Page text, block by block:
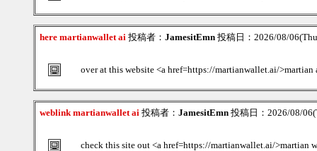
here martianwallet ai 投稿者： JamesitEmn 投稿日：2026/08/
over at this website <a href=https://martianwallet.ai/>martian
weblink martianwallet ai 投稿者： JamesitEmn 投稿日：2026/08/
check this site out <a href=https://martianwallet.ai/>martian